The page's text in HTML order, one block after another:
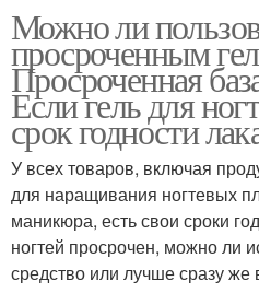
Можно ли
просроченным
Просроченная
Если гель для
срок годности
У всех товаров, включая
для наращивания ногтевых
маникюра, есть свои сроки
ногтей просрочен, можно ли
средство или лучше сразу